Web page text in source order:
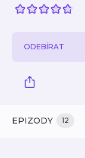
ODEBÍRAT
EPIZODY 12